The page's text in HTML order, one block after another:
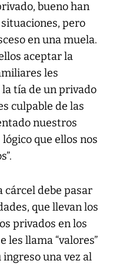
bueno han
pero
en una muela.
aceptar la
les
la tía de un privado
culpable de las
nuestros
que ellos nos
cárcel debe pasar
que llevan los
privados en los
les llama “valores”
una vez al